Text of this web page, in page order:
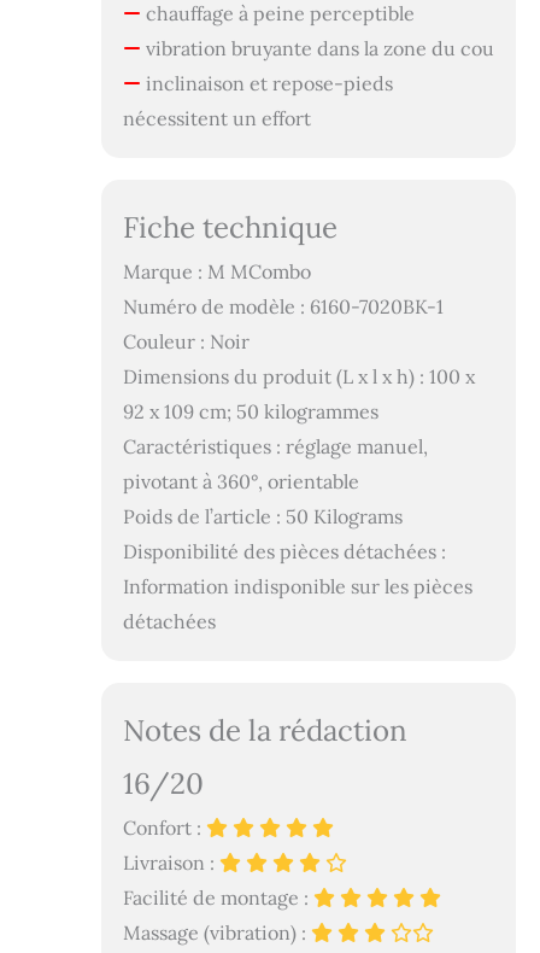
chauffage à peine perceptible
vibration bruyante dans la zone du cou
inclinaison et repose-pieds
nécessitent un effort
Fiche technique
Marque : M MCombo
Numéro de modèle : 6160-7020BK-1
Couleur : Noir
Dimensions du produit (L x l x h) : 100 x
92 x 109 cm; 50 kilogrammes
Caractéristiques : réglage manuel,
pivotant à 360°, orientable
Poids de l’article : 50 Kilograms
Disponibilité des pièces détachées :
Information indisponible sur les pièces
détachées
Notes de la rédaction
16/20
Confort :
Livraison :
Facilité de montage :
Massage (vibration) :